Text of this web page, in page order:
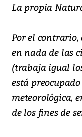
La propia
Por el
en nada de las
(trabaja igual
está
meteorológica,
de los fines de